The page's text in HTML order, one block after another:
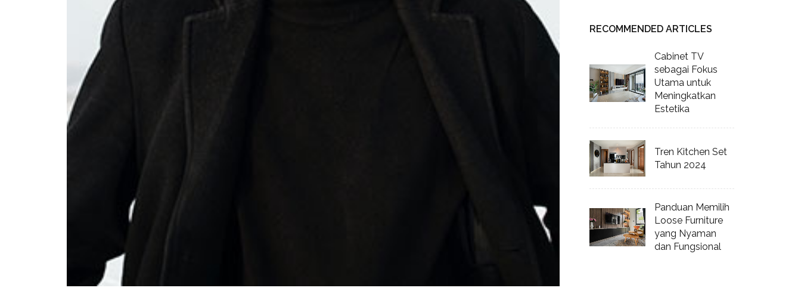
RECOMMENDED ARTICLES
Cabinet TV
sebagai Fokus
Utama untuk
Meningkatkan
Estetika
Tren Kitchen Set
Tahun 2024
Panduan Memilih
Loose Furniture
yang Nyaman
dan Fungsional